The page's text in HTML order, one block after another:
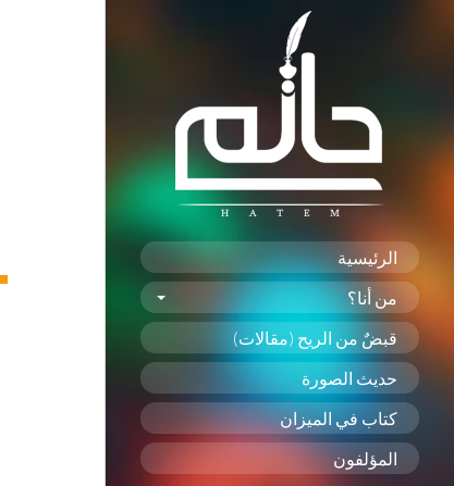
الرئيسية
من أنا؟
قبضٌ من الريح (مقالات)
حديث الصورة
كتاب في الميزان
المؤلفون